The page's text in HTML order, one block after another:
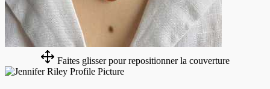
Faites glisser pour repositionner la couverture